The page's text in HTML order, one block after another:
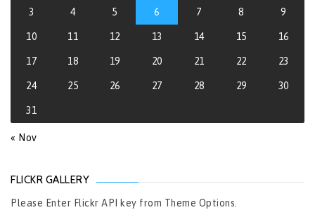
3 4 5 6 7 8 9
10 11 12 13 14 15 16
17 18 19 20 21 22 23
24 25 26 27 28 29 30
31
« Nov
FLICKR GALLERY
Please Enter Flickr API key from Theme Options.